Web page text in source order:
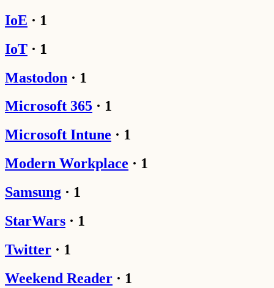
IoE · 1
IoT · 1
Mastodon · 1
Microsoft 365 · 1
Microsoft Intune · 1
Modern Workplace · 1
Samsung · 1
StarWars · 1
Twitter · 1
Weekend Reader · 1